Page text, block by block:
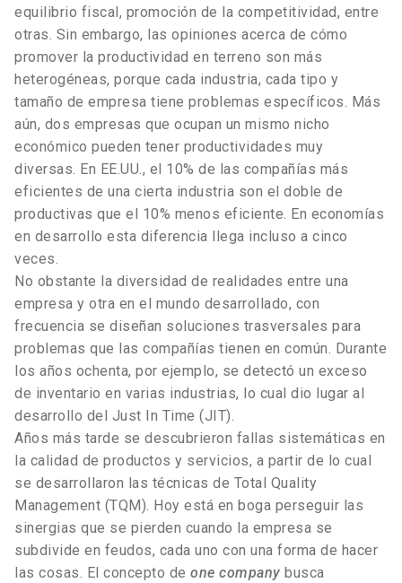
equilibrio fiscal, promoción de la competitividad, entre
otras. Sin embargo, las opiniones acerca de cómo
promover la productividad en terreno son más
heterogéneas, porque cada industria, cada tipo y
tamaño de empresa tiene problemas específicos. Más
aún, dos empresas que ocupan un mismo nicho
económico pueden tener productividades muy
diversas. En EE.UU., el 10% de las compañías más
eficientes de una cierta industria son el doble de
productivas que el 10% menos eficiente. En economías
en desarrollo esta diferencia llega incluso a cinco
veces.
No obstante la diversidad de realidades entre una
empresa y otra en el mundo desarrollado, con
frecuencia se diseñan soluciones trasversales para
problemas que las compañías tienen en común. Durante
los años ochenta, por ejemplo, se detectó un exceso
de inventario en varias industrias, lo cual dio lugar al
desarrollo del Just In Time (JIT).
Años más tarde se descubrieron fallas sistemáticas en
la calidad de productos y servicios, a partir de lo cual
se desarrollaron las técnicas de Total Quality
Management (TQM). Hoy está en boga perseguir las
sinergias que se pierden cuando la empresa se
subdivide en feudos, cada uno con una forma de hacer
las cosas. El concepto de one company busca